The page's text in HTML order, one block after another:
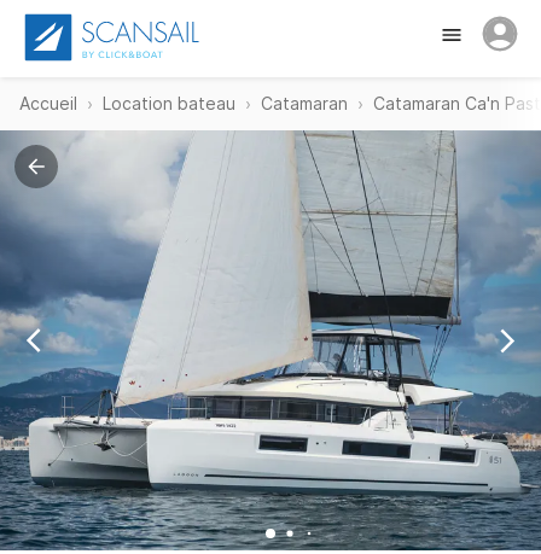
Accueil Location bateau Catamaran Catamaran Ca'n